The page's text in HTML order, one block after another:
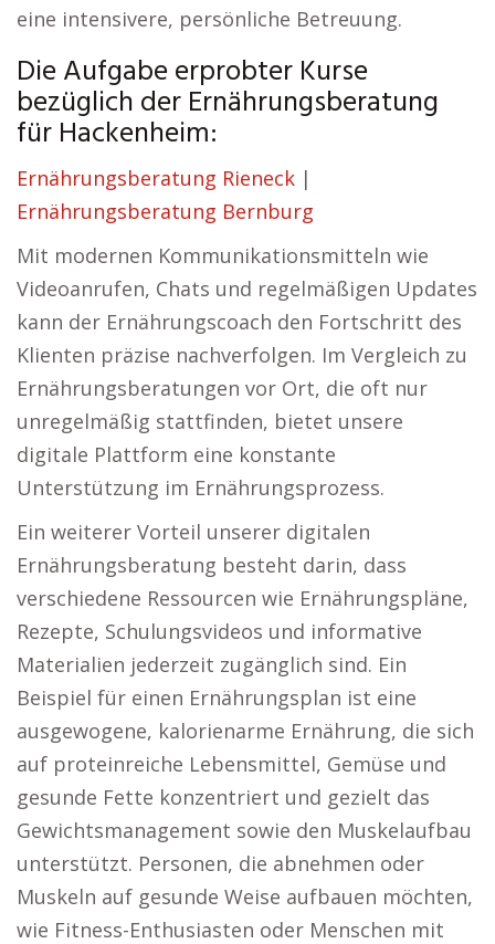
eine intensivere, persönliche Betreuung.
Die Aufgabe erprobter Kurse
bezüglich der Ernährungsberatung
für Hackenheim:
Ernährungsberatung Rieneck |
Ernährungsberatung Bernburg
Mit modernen Kommunikationsmitteln wie
Videoanrufen, Chats und regelmäßigen Updates
kann der Ernährungscoach den Fortschritt des
Klienten präzise nachverfolgen. Im Vergleich zu
Ernährungsberatungen vor Ort, die oft nur
unregelmäßig stattfinden, bietet unsere
digitale Plattform eine konstante
Unterstützung im Ernährungsprozess.
Ein weiterer Vorteil unserer digitalen
Ernährungsberatung besteht darin, dass
verschiedene Ressourcen wie Ernährungspläne,
Rezepte, Schulungsvideos und informative
Materialien jederzeit zugänglich sind. Ein
Beispiel für einen Ernährungsplan ist eine
ausgewogene, kalorienarme Ernährung, die sich
auf proteinreiche Lebensmittel, Gemüse und
gesunde Fette konzentriert und gezielt das
Gewichtsmanagement sowie den Muskelaufbau
unterstützt. Personen, die abnehmen oder
Muskeln auf gesunde Weise aufbauen möchten,
wie Fitness-Enthusiasten oder Menschen mit